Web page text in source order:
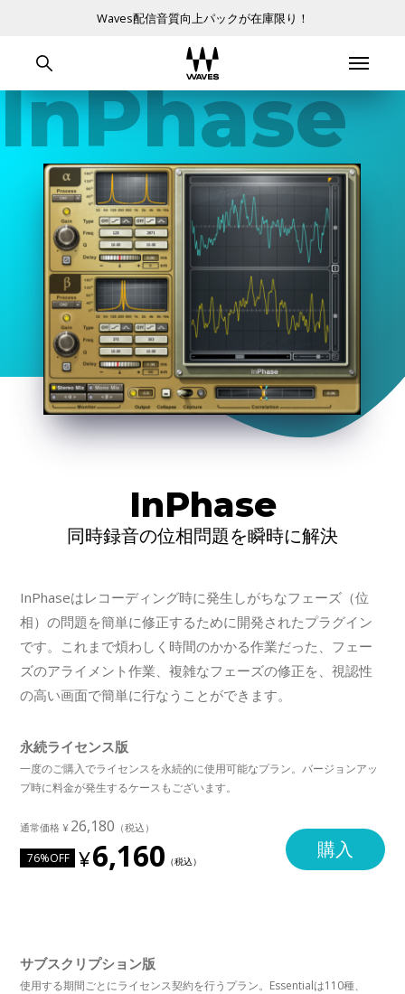
Waves配信音質向上パックが在庫限り！
InPhase
InPhase
同時録音の位相問題を瞬時に解決
InPhaseはレコーディング時に発生しがちなフェーズ（位
相）の問題を簡単に修正するために開発されたプラグイン
です。これまで煩わしく時間のかかる作業だった、フェー
ズのアライメント作業、複雑なフェーズの修正を、視認性
の高い画面で簡単に行なうことができます。
永続ライセンス版
一度のご購入でライセンスを永続的に使用可能なプラン。バージョンアッ
プ時に料金が発生するケースもございます。
26,180
76%OFF 6,160 購入
サブスクリプション版
使用する期間ごとにライセンス契約を行うプラン。Essentialは110種、